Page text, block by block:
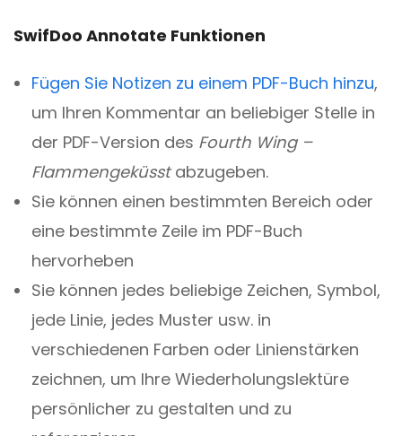
SwifDoo Annotate Funktionen
Fügen Sie Notizen zu einem PDF-Buch hinzu,
um Ihren Kommentar an beliebiger Stelle in
der PDF-Version des Fourth Wing –
Flammengeküsstabzugeben.
Sie können einen bestimmten Bereich oder
eine bestimmte Zeile im PDF-Buch
hervorheben
Sie können jedes beliebige Zeichen, Symbol,
jede Linie, jedes Muster usw. in
verschiedenen Farben oder Linienstärken
zeichnen, um Ihre Wiederholungslektüre
persönlicher zu gestalten und zu